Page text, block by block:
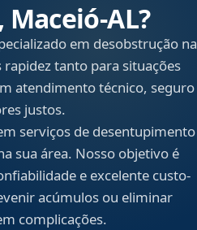
Maceió‑AL?
em desobstrução na
tanto para situações
atendimento técnico, seguro
justos.
serviços de desentupimento
sua área. Nosso objetivo é
e excelente custo-
acúmulos ou eliminar
complicações.